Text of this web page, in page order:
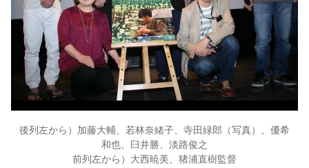
後列左から）加藤大輔、若林奈緒子、寺田緑郎（写真）、優希
和也、臼井勝、淡路俊之
前列左から）大西暁美、猪浦直樹監督